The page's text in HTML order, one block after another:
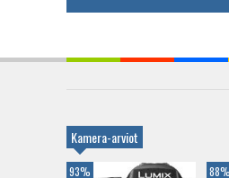
Kamera-arviot
93% 88%